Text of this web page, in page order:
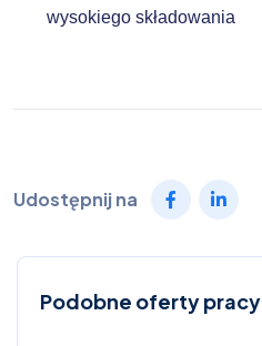
wysokiego składowania
Udostępnij na
Podobne oferty pracy